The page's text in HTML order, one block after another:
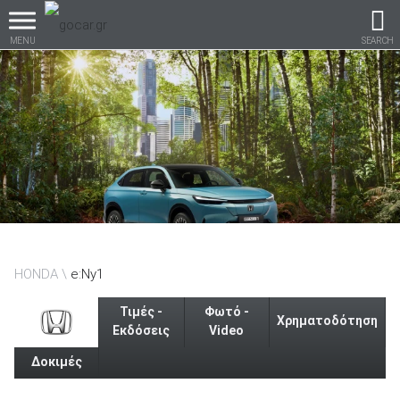
MENU SEARCH
Βρες τα πάντα για το
αυτοκίνητο!
Καινούρια
HONDA e:Ny1
Τιμές -
Εκδόσεις
Φωτό -
Video
Χρηματοδότηση
Δοκιμές